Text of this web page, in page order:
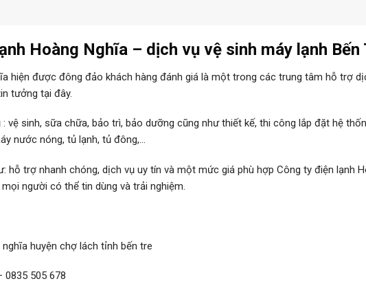
Hoàng Nghĩa – dịch vụ vệ sinh máy lạnh Bến
hiện được đông đảo khách hàng đánh giá là một trong các trung tâm hỗ trợ
tưởng tại đây.
vệ sinh, sữa chữa, bảo trì, bảo dưỡng cũng như thiết kế, thi công lắp đặt hệ
nước nóng, tủ lạnh, tủ đông,…
hỗ trợ nhanh chóng, dịch vụ uy tín và một mức giá phù hợp Công ty điện lạnh
người có thể tin dùng và trải nghiệm.
huyện chợ lách tỉnh bến tre
0835 505 678